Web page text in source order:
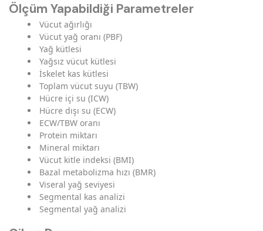
Ölçüm Yapabildiği Parametreler
Vücut ağırlığı
Vücut yağ oranı (PBF)
Yağ kütlesi
Yağsız vücut kütlesi
İskelet kas kütlesi
Toplam vücut suyu (TBW)
Hücre içi su (ICW)
Hücre dışı su (ECW)
ECW/TBW oranı
Protein miktarı
Mineral miktarı
Vücut kitle indeksi (BMI)
Bazal metabolizma hızı (BMR)
Viseral yağ seviyesi
Segmental kas analizi
Segmental yağ analizi